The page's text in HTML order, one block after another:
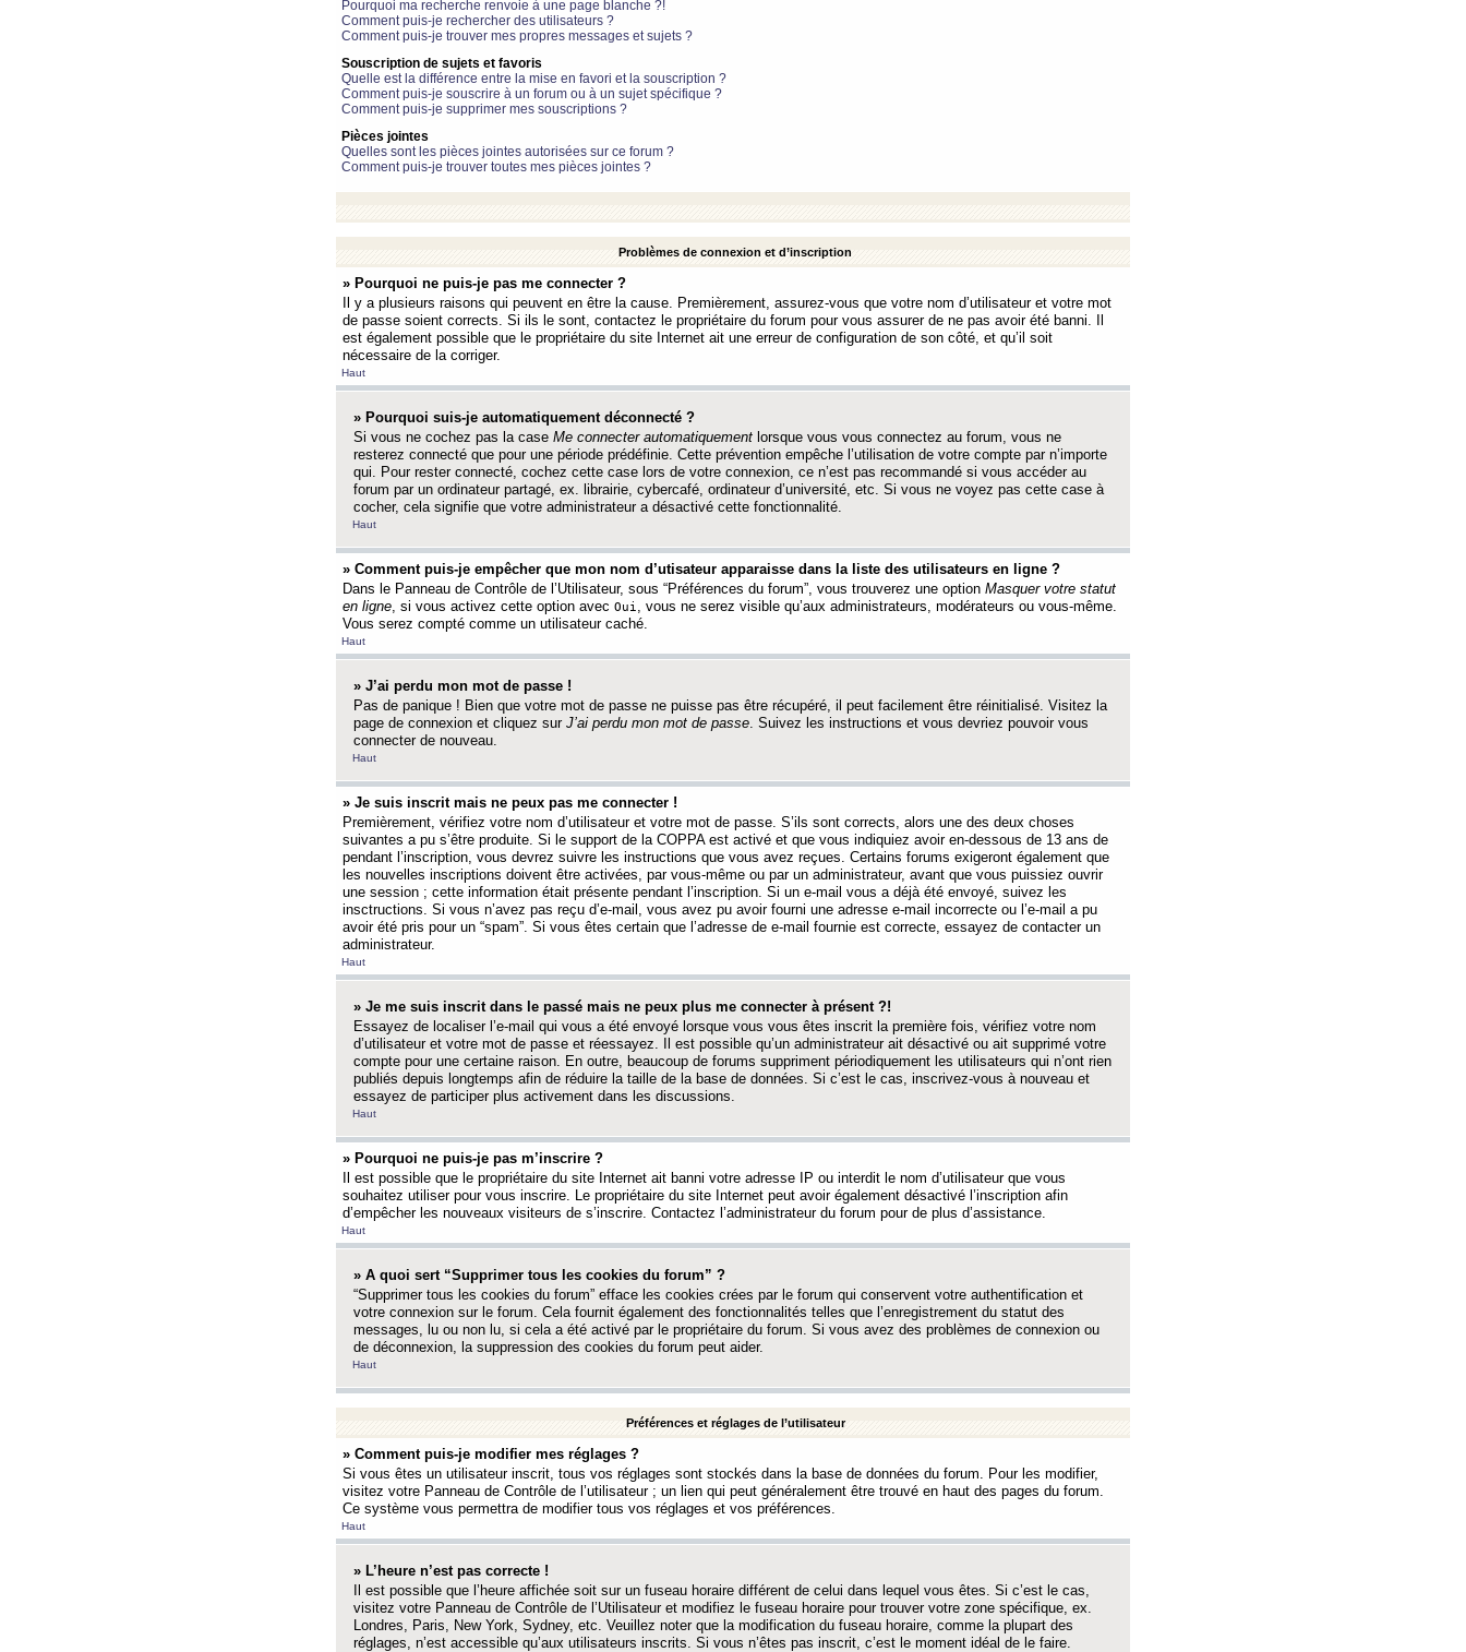
Pourquoi ma recherche renvoie à une page blanche ?!
Comment puis-je rechercher des utilisateurs ?
Comment puis-je trouver mes propres messages et sujets ?
Souscription de sujets et favoris
Quelle est la différence entre la mise en favori et la souscription ?
Comment puis-je souscrire à un forum ou à un sujet spécifique ?
Comment puis-je supprimer mes souscriptions ?
Pièces jointes
Quelles sont les pièces jointes autorisées sur ce forum ?
Comment puis-je trouver toutes mes pièces jointes ?
Problèmes de connexion et d’inscription
» Pourquoi ne puis-je pas me connecter ?
Il y a plusieurs raisons qui peuvent en être la cause. Premièrement, assurez-vous que votre nom d’utilisateur et votre mot
de passe soient corrects. Si ils le sont, contactez le propriétaire du forum pour vous assurer de ne pas avoir été banni. Il
est également possible que le propriétaire du site Internet ait une erreur de configuration de son côté, et qu’il soit
nécessaire de la corriger.
Haut
» Pourquoi suis-je automatiquement déconnecté ?
Si vous ne cochez pas la case Me connecter automatiquement lorsque vous vous connectez au forum, vous ne
resterez connecté que pour une période prédéfinie. Cette prévention empêche l’utilisation de votre compte par n’importe
qui. Pour rester connecté, cochez cette case lors de votre connexion, ce n’est pas recommandé si vous accéder au
forum par un ordinateur partagé, ex. librairie, cybercafé, ordinateur d’université, etc. Si vous ne voyez pas cette case à
cocher, cela signifie que votre administrateur a désactivé cette fonctionnalité.
Haut
» Comment puis-je empêcher que mon nom d’utisateur apparaisse dans la liste des utilisateurs en ligne ?
Dans le Panneau de Contrôle de l’Utilisateur, sous “Préférences du forum”, vous trouverez une option Masquer votre statut
en ligne, si vous activez cette option avec Oui , vous ne serez visible qu’aux administrateurs, modérateurs ou vous-même.
Vous serez compté comme un utilisateur caché.
Haut
» J’ai perdu mon mot de passe !
Pas de panique ! Bien que votre mot de passe ne puisse pas être récupéré, il peut facilement être réinitialisé. Visitez la
page de connexion et cliquez sur J’ai perdu mon mot de passe. Suivez les instructions et vous devriez pouvoir vous
connecter de nouveau.
Haut
» Je suis inscrit mais ne peux pas me connecter !
Premièrement, vérifiez votre nom d’utilisateur et votre mot de passe. S’ils sont corrects, alors une des deux choses
suivantes a pu s’être produite. Si le support de la COPPA est activé et que vous indiquiez avoir en-dessous de 13 ans de
pendant l’inscription, vous devrez suivre les instructions que vous avez reçues. Certains forums exigeront également que
les nouvelles inscriptions doivent être activées, par vous-même ou par un administrateur, avant que vous puissiez ouvrir
une session ; cette information était présente pendant l’inscription. Si un e-mail vous a déjà été envoyé, suivez les
insctructions. Si vous n’avez pas reçu d’e-mail, vous avez pu avoir fourni une adresse e-mail incorrecte ou l’e-mail a pu
avoir été pris pour un “spam”. Si vous êtes certain que l’adresse de e-mail fournie est correcte, essayez de contacter un
administrateur.
Haut
» Je me suis inscrit dans le passé mais ne peux plus me connecter à présent ?!
Essayez de localiser l’e-mail qui vous a été envoyé lorsque vous vous êtes inscrit la première fois, vérifiez votre nom
d’utilisateur et votre mot de passe et réessayez. Il est possible qu’un administrateur ait désactivé ou ait supprimé votre
compte pour une certaine raison. En outre, beaucoup de forums suppriment périodiquement les utilisateurs qui n’ont rien
publiés depuis longtemps afin de réduire la taille de la base de données. Si c’est le cas, inscrivez-vous à nouveau et
essayez de participer plus activement dans les discussions.
Haut
» Pourquoi ne puis-je pas m’inscrire ?
Il est possible que le propriétaire du site Internet ait banni votre adresse IP ou interdit le nom d’utilisateur que vous
souhaitez utiliser pour vous inscrire. Le propriétaire du site Internet peut avoir également désactivé l’inscription afin
d’empêcher les nouveaux visiteurs de s’inscrire. Contactez l’administrateur du forum pour de plus d’assistance.
Haut
» A quoi sert “Supprimer tous les cookies du forum” ?
“Supprimer tous les cookies du forum” efface les cookies crées par le forum qui conservent votre authentification et
votre connexion sur le forum. Cela fournit également des fonctionnalités telles que l’enregistrement du statut des
messages, lu ou non lu, si cela a été activé par le propriétaire du forum. Si vous avez des problèmes de connexion ou
de déconnexion, la suppression des cookies du forum peut aider.
Haut
Préférences et réglages de l’utilisateur
» Comment puis-je modifier mes réglages ?
Si vous êtes un utilisateur inscrit, tous vos réglages sont stockés dans la base de données du forum. Pour les modifier,
visitez votre Panneau de Contrôle de l’utilisateur ; un lien qui peut généralement être trouvé en haut des pages du forum.
Ce système vous permettra de modifier tous vos réglages et vos préférences.
Haut
» L’heure n’est pas correcte !
Il est possible que l’heure affichée soit sur un fuseau horaire différent de celui dans lequel vous êtes. Si c’est le cas,
visitez votre Panneau de Contrôle de l’Utilisateur et modifiez le fuseau horaire pour trouver votre zone spécifique, ex.
Londres, Paris, New York, Sydney, etc. Veuillez noter que la modification du fuseau horaire, comme la plupart des
réglages, n’est accessible qu’aux utilisateurs inscrits. Si vous n’êtes pas inscrit, c’est le moment idéal de le faire.